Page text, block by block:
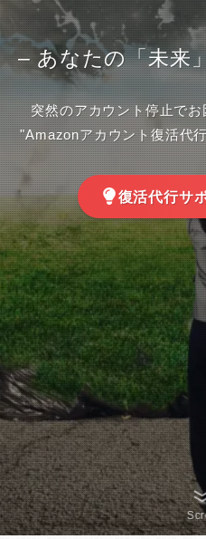
– あなたの「未来
突然のアカウント停止で
"Amazonアカウント復活代
復活代行サ